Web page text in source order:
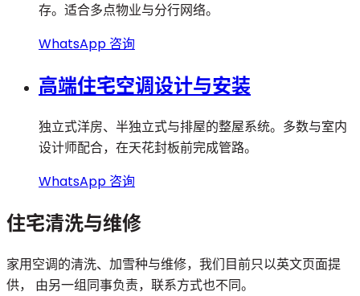
存。适合多点物业与分行网络。
WhatsApp 咨询
高端住宅空调设计与安装
独立式洋房、半独立式与排屋的整屋系统。多数与室内
设计师配合，在天花封板前完成管路。
WhatsApp 咨询
住宅清洗与维修
家用空调的清洗、加雪种与维修，我们目前只以英文页面提
供， 由另一组同事负责，联系方式也不同。